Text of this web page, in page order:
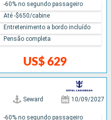
US$ 629
-60% no segundo passageiro
Até -$650/cabine
Entretenimento a bordo incluído
Pensão completa
Seward 10/09/2027
-60% no segundo passageiro